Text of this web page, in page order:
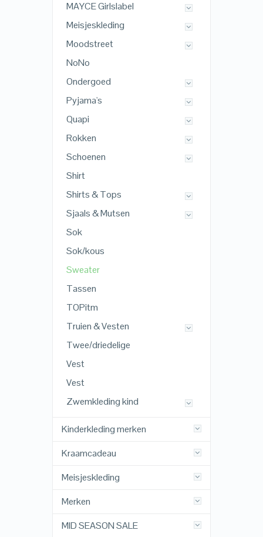
MAYCE Girlslabel
Meisjeskleding
Moodstreet
NoNo
Ondergoed
Pyjama's
Quapi
Rokken
Schoenen
Shirt
Shirts & Tops
Sjaals & Mutsen
Sok
Sok/kous
Sweater
Tassen
TOPitm
Truien & Vesten
Twee/driedelige
Vest
Vest
Zwemkleding kind
Kinderkleding merken
Kraamcadeau
Meisjeskleding
Merken
MID SEASON SALE